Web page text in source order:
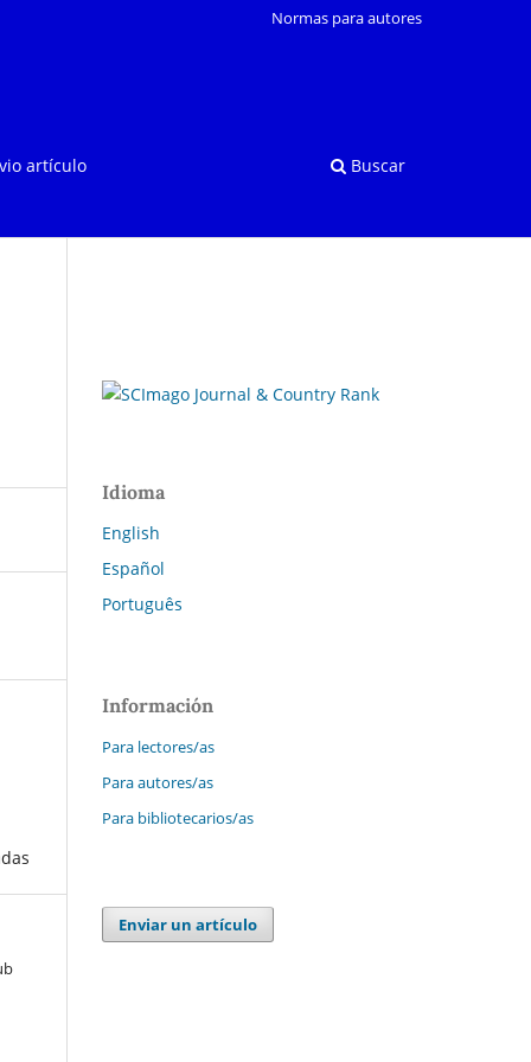
artículo Buscar
Normas para autores
Idioma
English
Español
Português
Información
Para lectores/as
Para autores/as
Para bibliotecarios/as
Enviar un artículo